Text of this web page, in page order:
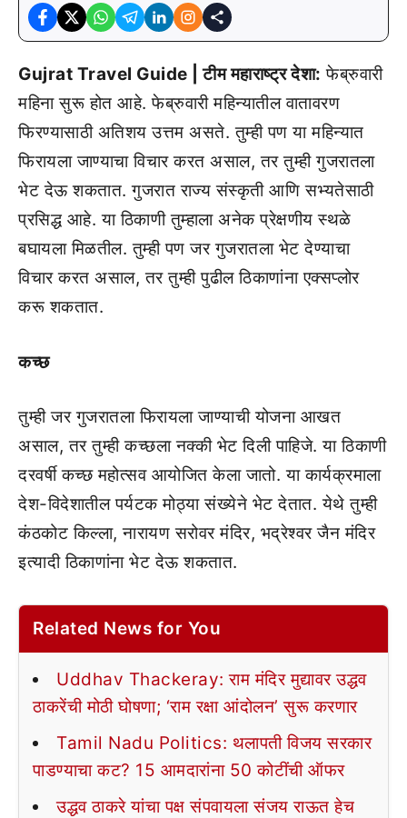
Gujrat Travel Guide | टीम महाराष्ट्र देशा: फेब्रुवारी
महिना सुरू होत आहे. फेब्रुवारी महिन्यातील वातावरण
फिरण्यासाठी अतिशय उत्तम असते. तुम्ही पण या महिन्यात
फिरायला जाण्याचा विचार करत असाल, तर तुम्ही गुजरातला
भेट देऊ शकतात. गुजरात राज्य संस्कृती आणि सभ्यतेसाठी
प्रसिद्ध आहे. या ठिकाणी तुम्हाला अनेक प्रेक्षणीय स्थळे
बघायला मिळतील. तुम्ही पण जर गुजरातला भेट देण्याचा
विचार करत असाल, तर तुम्ही पुढील ठिकाणांना एक्सप्लोर
करू शकतात.
कच्छ
तुम्ही जर गुजरातला फिरायला जाण्याची योजना आखत
असाल, तर तुम्ही कच्छला नक्की भेट दिली पाहिजे. या ठिकाणी
दरवर्षी कच्छ महोत्सव आयोजित केला जातो. या कार्यक्रमाला
देश-विदेशातील पर्यटक मोठ्या संख्येने भेट देतात. येथे तुम्ही
कंठकोट किल्ला, नारायण सरोवर मंदिर, भद्रेश्वर जैन मंदिर
इत्यादी ठिकाणांना भेट देऊ शकतात.
Related News for You
Uddhav Thackeray: राम मंदिर मुद्यावर उद्धव
ठाकरेंची मोठी घोषणा; ‘राम रक्षा आंदोलन’ सुरू करणार
Tamil Nadu Politics: थलापती विजय सरकार
पाडण्याचा कट? 15 आमदारांना 50 कोटींची ऑफर
उद्धव ठाकरे यांचा पक्ष संपवायला संजय राऊत हेच